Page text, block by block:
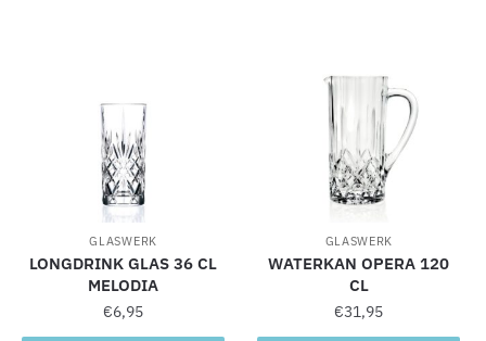
GLASWERK
LONGDRINK GLAS 36 CL
MELODIA
€6,95
GLASWERK
WATERKAN OPERA 120
CL
€31,95